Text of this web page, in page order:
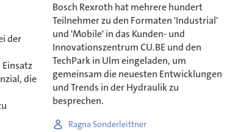
der
die
Bosch Rexroth hat mehrere hundert
Teilnehmer zu den Formaten 'Industrial'
und 'Mobile' in das Kunden- und
Innovationszentrum CU.BE und den
TechPark in Ulm eingeladen, um
gemeinsam die neuesten Entwicklungen
und Trends in der Hydraulik zu
besprechen.
Ragna Sonderleittner